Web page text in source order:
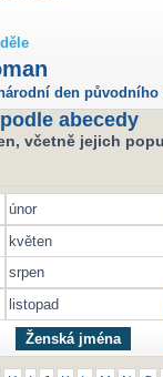
den původního
abecedy
včetně jejich
únor
květen
srpen
listopad
Ženská jména